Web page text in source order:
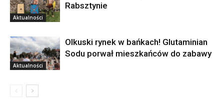
Aktualności
Rabsztynie
Aktualności
Olkuski rynek w bańkach! Glutaminian
Sodu porwał mieszkańców do zabawy